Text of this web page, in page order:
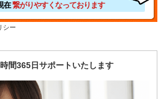
在繋がりやすくなっております
シー
間365日サポートいたします